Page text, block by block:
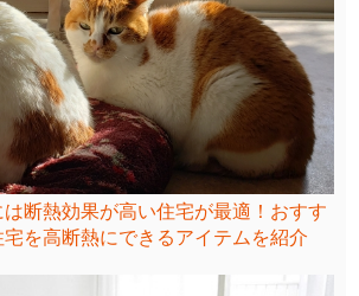
断熱効果が高い住宅が最適！おすす
を高断熱にできるアイテムを紹介